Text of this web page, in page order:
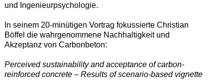
und Ingenieurpsychologie.
In seinem 20-minütigen Vortrag fokussierte Christian
Böffel die wahrgenommene Nachhaltigkeit und
Akzeptanz von Carbonbeton:
Perceived sustainability and acceptance of carbon-
reinforced concrete – Results of scenario-based vignette